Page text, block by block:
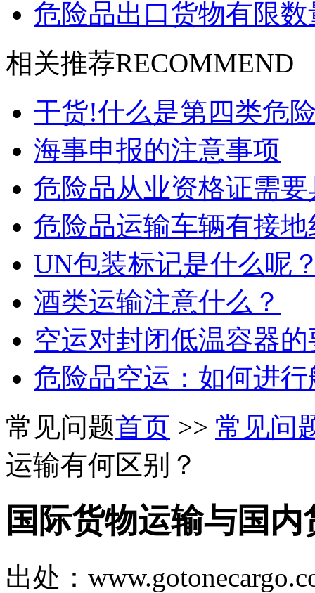
危险品出口货物有限
相关推荐RECOMMEND
干货!什么是第四类危
海事申报的注意事项
危险品从业资格证需
危险品运输车辆有接
UN包装标记是什么呢
酒类运输注意什么？
空运对封闭低温容器
危险品空运：如何进
常见问题首页 >> 常见问
运输有何区别？
国际货物运输与国
出处：